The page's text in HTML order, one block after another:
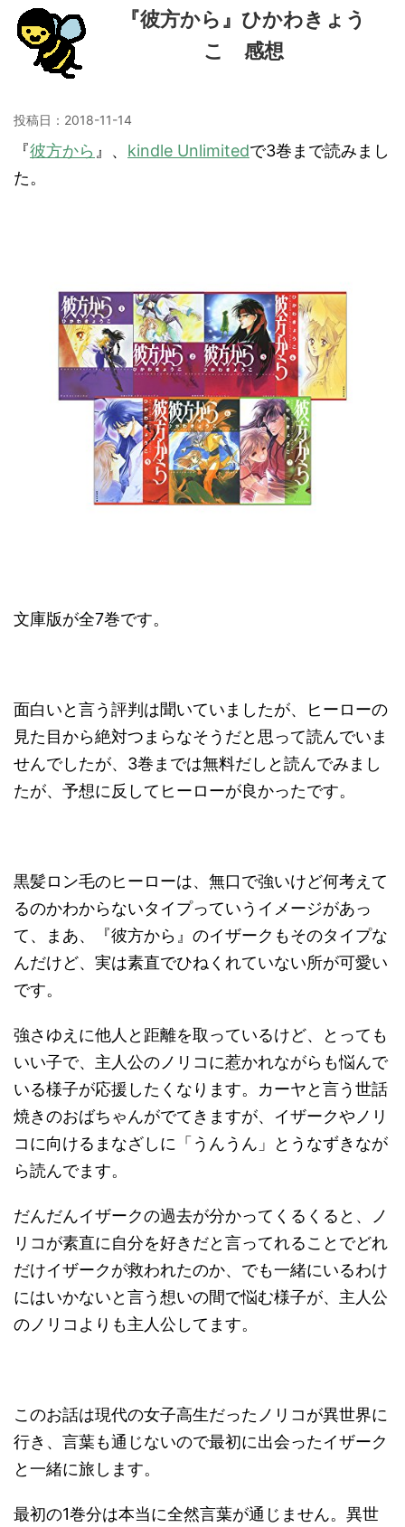
『彼方から』ひかわきょう
こ 感想
投稿日： 2018-11-14
『彼方から 』、 kindle Unlimitedで3巻まで読みまし
た。
文庫版が全7巻です。
面白いと言う評判は聞いていましたが、ヒーローの
見た目から絶対つまらなそうだと思って読んでいま
せんでしたが、3巻までは無料だしと読んでみまし
たが、予想に反してヒーローが良かったです。
黒髪ロン毛のヒーローは、無口で強いけど何考えて
るのかわからないタイプっていうイメージがあっ
て、まあ、『彼方から』のイザークもそのタイプな
んだけど、実は素直でひねくれていない所が可愛い
です。
強さゆえに他人と距離を取っているけど、とっても
いい子で、主人公のノリコに惹かれながらも悩んで
いる様子が応援したくなります。カーヤと言う世話
焼きのおばちゃんがでてきますが、イザークやノリ
コに向けるまなざしに「うんうん」とうなずきなが
ら読んでます。
だんだんイザークの過去が分かってくるくると、ノ
リコが素直に自分を好きだと言ってれることでどれ
だけイザークが救われたのか、でも一緒にいるわけ
にはいかないと言う想いの間で悩む様子が、主人公
のノリコよりも主人公してます。
このお話は現代の女子高生だったノリコが異世界に
行き、言葉も通じないので最初に出会ったイザーク
と一緒に旅します。
最初の1巻分は本当に全然言葉が通じません。異世